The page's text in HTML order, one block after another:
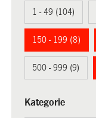
1 - 49 (104)
150 - 199 (8)
500 - 999 (9)
Kategorie